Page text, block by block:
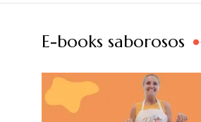
E-books saborosos